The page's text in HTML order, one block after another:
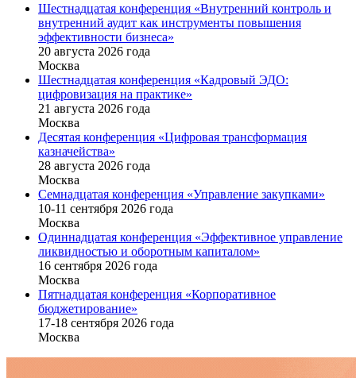
Шестнадцатая конференция «Внутренний контроль и
внутренний аудит как инструменты повышения
эффективности бизнеса»
20 августа 2026 года
Москва
Шестнадцатая конференция «Кадровый ЭДО:
цифровизация на практике»
21 августа 2026 года
Москва
Десятая конференция «Цифровая трансформация
казначейства»
28 августа 2026 года
Москва
Семнадцатая конференция «Управление закупками»
10-11 сентября 2026 года
Москва
Одиннадцатая конференция «Эффективное управление
ликвидностью и оборотным капиталом»
16 cентября 2026 года
Москва
Пятнадцатая конференция «Корпоративное
бюджетирование»
17-18 сентября 2026 года
Москва